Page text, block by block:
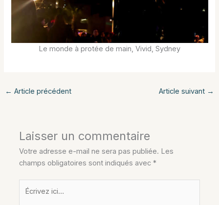
Le monde à protée de main, Vivid, Sydney
← Article précédent Article suivant →
Laisser un commentaire
Votre adresse e-mail ne sera pas publiée. Les
champs obligatoires sont indiqués avec*
Écrivez
ici…